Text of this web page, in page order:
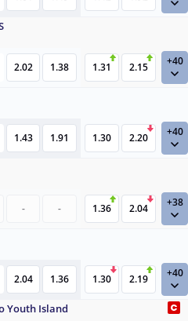
2.02 1.38 1.31 2.15 +40
1.43 1.91 1.30 2.20 +40
- - 1.36 2.04 +38
2.04 1.36 1.30 2.19 +40
Youth Island